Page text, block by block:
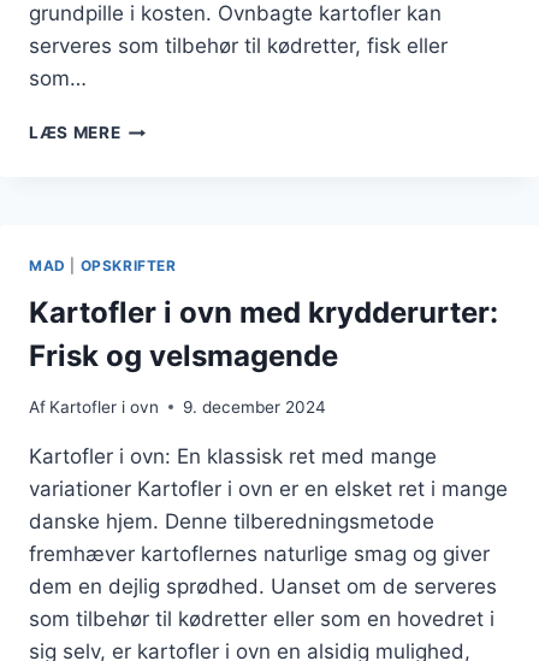
grundpille i kosten. Ovnbagte kartofler kan
serveres som tilbehør til kødretter, fisk eller
som…
LÆS MEREKARTOFLER
MAD OPSKRIFTER
Kartofler i ovn med krydderurter:
Frisk og velsmagende
Af Kartofler i ovn 9. december 2024
Kartofler i ovn: En klassisk ret med mange
variationer Kartofler i ovn er en elsket ret i mange
danske hjem. Denne tilberedningsmetode
fremhæver kartoflernes naturlige smag og giver
dem en dejlig sprødhed. Uanset om de serveres
som tilbehør til kødretter eller som en hovedret i
sig selv, er kartofler i ovn en alsidig mulighed,